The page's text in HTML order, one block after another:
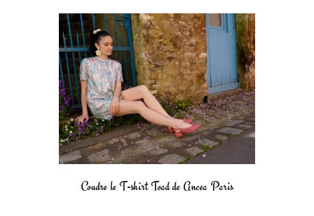
Coudre le T-shirt Toad de Ancea Paris